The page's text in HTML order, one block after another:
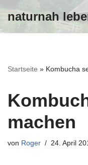
Zum
naturnah
Startseite » Kombucha
machen
von Roger 24. April